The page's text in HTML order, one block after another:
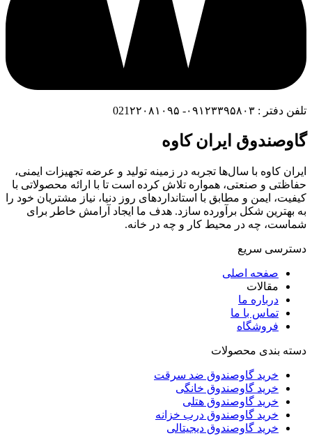
تلفن دفتر : ۰۹۱۲۳۳۹۵۸۰۳- 021۲۲۰۸۱۰۹۵
گاوصندوق ایران کاوه
ایران کاوه با سال‌ها تجربه در زمینه تولید و عرضه تجهیزات ایمنی،
حفاظتی و صنعتی، همواره تلاش کرده است تا با ارائه محصولاتی با
کیفیت، ایمن و مطابق با استانداردهای روز دنیا، نیاز مشتریان خود را
به بهترین شکل برآورده سازد. هدف ما ایجاد آرامش خاطر برای
شماست، چه در محیط کار و چه در خانه.
دسترسی سریع
صفحه اصلی
مقالات
درباره ما
تماس با ما
فروشگاه
دسته بندی محصولات
خرید گاوصندوق ضد سرقت
خرید گاوصندوق خانگی
خرید گاوصندوق هتلی
خرید گاوصندوق درب خزانه
خرید گاوصندوق دیجیتالی